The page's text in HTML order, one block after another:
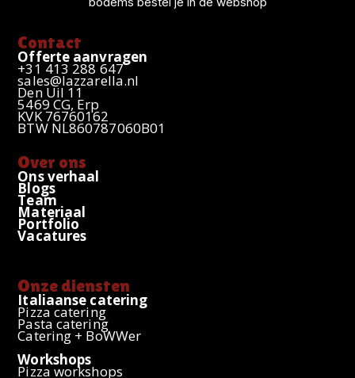
a n
Contact
Offerte aanvragen
+31 413 288 647
sales@lazzarella.nl
Den Uil 11
5469 CG, Erp
KVK 76760162
BTW NL860787060B01
Over ons
Ons verhaal
Blogs
Team
Materiaal
Portfolio
Vacatures
Onze diensten
Italiaanse catering
Pizza catering
Pasta catering
Catering + BoWWer
Workshops
Pizza workshops